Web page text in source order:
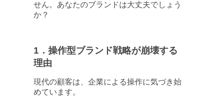
せん。あなたのブランドは大丈夫でしょう
か？
1．操作型ブランド戦略が崩壊する
理由
現代の顧客は、企業による操作に気づき始
めています。